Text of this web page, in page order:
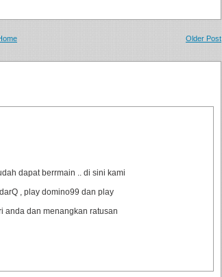
Older Post
dapat berrmain .. di sini kami
, play domino99 dan play
anda dan menangkan ratusan